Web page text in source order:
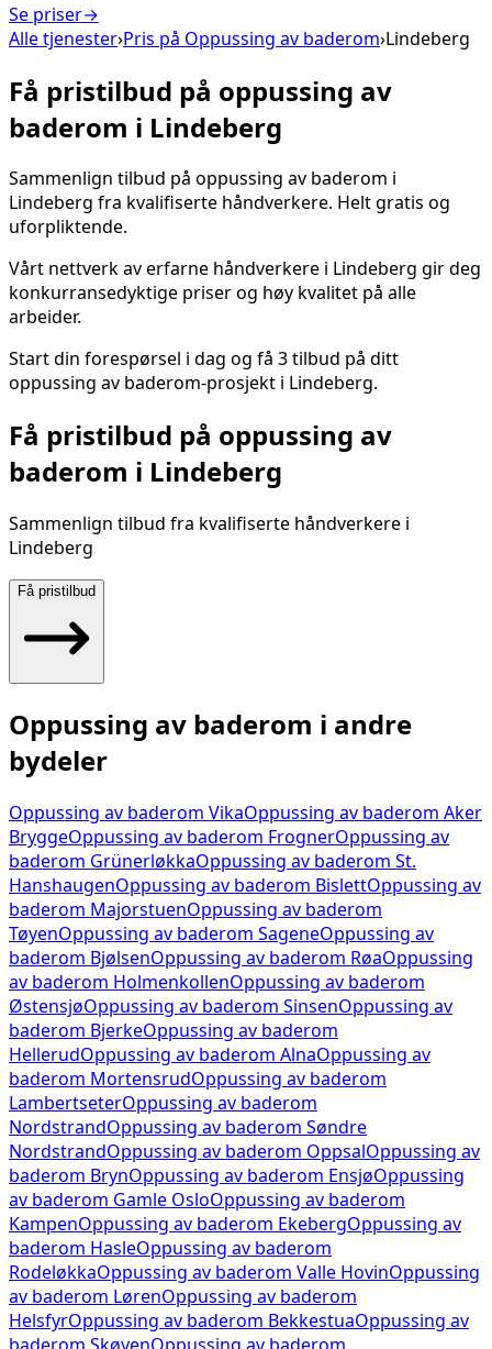
Se priser→
Alle tjenester›Pris på Oppussing av baderom›Lindeberg
Få pristilbud på oppussing av
baderom i Lindeberg
Sammenlign tilbud på oppussing av baderom i
Lindeberg fra kvalifiserte håndverkere. Helt gratis og
uforpliktende.
Vårt nettverk av erfarne håndverkere i Lindeberg gir deg
konkurransedyktige priser og høy kvalitet på alle
arbeider.
Start din forespørsel i dag og få 3 tilbud på ditt
oppussing av baderom-prosjekt i Lindeberg.
Få pristilbud på oppussing av
baderom i Lindeberg
Sammenlign tilbud fra kvalifiserte håndverkere i
Lindeberg
Få pristilbud
Oppussing av baderom i andre
bydeler
Oppussing av baderom VikaOppussing av baderom Aker
BryggeOppussing av baderom FrognerOppussing av
baderom GrünerløkkaOppussing av baderom St.
HanshaugenOppussing av baderom BislettOppussing av
baderom MajorstuenOppussing av baderom
TøyenOppussing av baderom SageneOppussing av
baderom BjølsenOppussing av baderom RøaOppussing
av baderom HolmenkollenOppussing av baderom
ØstensjøOppussing av baderom SinsenOppussing av
baderom BjerkeOppussing av baderom
HellerudOppussing av baderom AlnaOppussing av
baderom MortensrudOppussing av baderom
LambertseterOppussing av baderom
NordstrandOppussing av baderom Søndre
NordstrandOppussing av baderom OppsalOppussing av
baderom BrynOppussing av baderom EnsjøOppussing
av baderom Gamle OsloOppussing av baderom
KampenOppussing av baderom EkebergOppussing av
baderom HasleOppussing av baderom
RodeløkkaOppussing av baderom Valle HovinOppussing
av baderom LørenOppussing av baderom
HelsfyrOppussing av baderom BekkestuaOppussing av